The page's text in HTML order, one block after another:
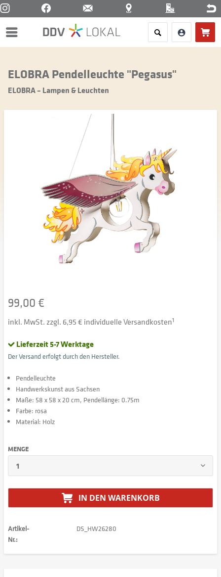
Menü
ELOBRA Pendelleuchte "Pegasus"
ELOBRA – Lampen & Leuchten
99,00 €
inkl. MwSt. zzgl. 6,95 € individuelle Versandkosten1
Lieferzeit 5-7 Werktage
Der Versand erfolgt durch den Hersteller.
Pendelleuchte
Handwerkskunst aus Sachsen
Maße: 58 x 58 x 20 cm, Pendellänge: 0.75m
Farbe: rosa
Material: Holz
MENGE
IN DEN WARENKORB
Artikel-
Nr.:
DS_HW26280